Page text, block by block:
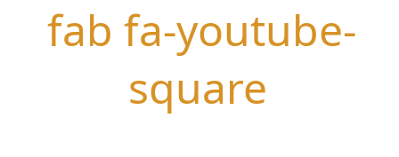
fab fa-youtube-
square